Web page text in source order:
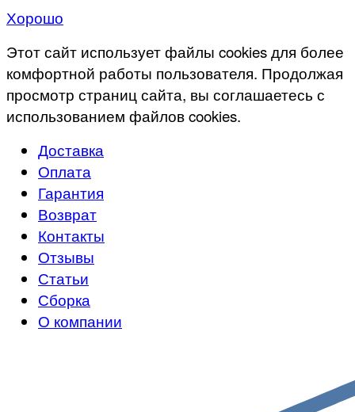
Хорошо
Этот сайт использует файлы cookies для более
комфортной работы пользователя. Продолжая
просмотр страниц сайта, вы соглашаетесь с
использованием файлов cookies.
Доставка
Оплата
Гарантия
Возврат
Контакты
Отзывы
Статьи
Сборка
О компании